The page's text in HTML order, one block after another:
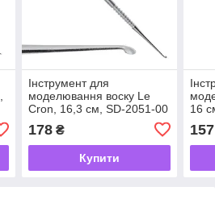
Інструмент для
моделювання воску Le
Cron, 16,3 см, SD-2051-00
178₴
Купити
16
157